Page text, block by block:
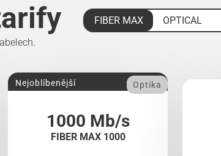
FIBER MAX OPTICAL
1000 Mb/s
FIBER MAX 1000
Nejoblíbenější Optika